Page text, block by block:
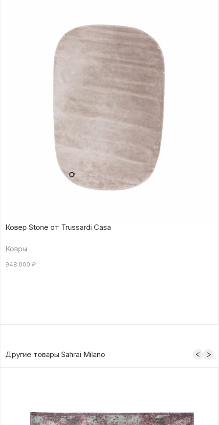
Ковер Stone от Trussardi Casa
Ковры
948 000 ₽
Другие товары Sahrai Milano